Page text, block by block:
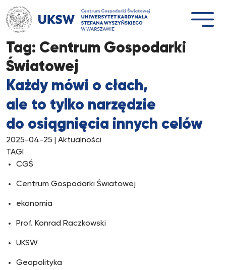
Przejdź
do
treści
Tag: Centrum Gospodarki
Światowej
Każdy mówi o cłach,
ale to tylko narzędzie
do osiągnięcia innych celów
2025-04-25 | Aktualności
TAGI
CGŚ
Centrum Gospodarki Światowej
ekonomia
Prof. Konrad Raczkowski
UKSW
Geopolityka